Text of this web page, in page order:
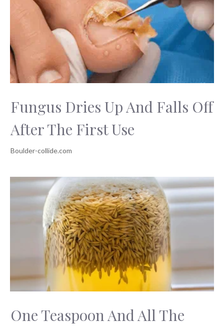
Fungus Dries Up And Falls Off
After The First Use
One Teaspoon And All The